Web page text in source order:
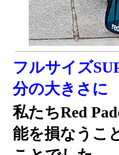
フルサイズ
分の大きさに
私たちRed
能を損なうこ